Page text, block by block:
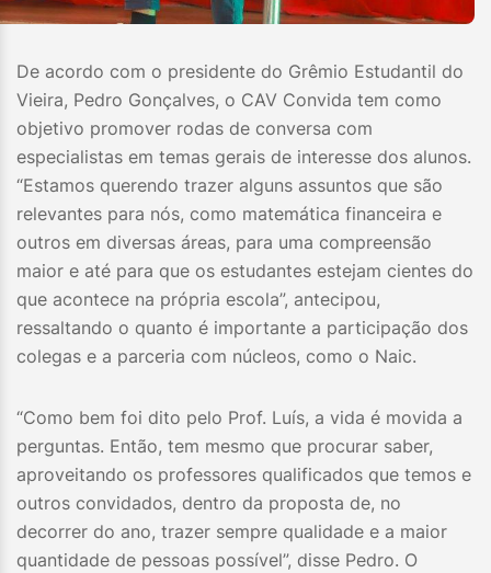
De acordo com o presidente do Grêmio Estudantil do
Vieira, Pedro Gonçalves, o CAV Convida tem como
objetivo promover rodas de conversa com
especialistas em temas gerais de interesse dos alunos.
“Estamos querendo trazer alguns assuntos que são
relevantes para nós, como matemática financeira e
outros em diversas áreas, para uma compreensão
maior e até para que os estudantes estejam cientes do
que acontece na própria escola”, antecipou,
ressaltando o quanto é importante a participação dos
colegas e a parceria com núcleos, como o Naic.
“Como bem foi dito pelo Prof. Luís, a vida é movida a
perguntas. Então, tem mesmo que procurar saber,
aproveitando os professores qualificados que temos e
outros convidados, dentro da proposta de, no
decorrer do ano, trazer sempre qualidade e a maior
quantidade de pessoas possível”, disse Pedro. O